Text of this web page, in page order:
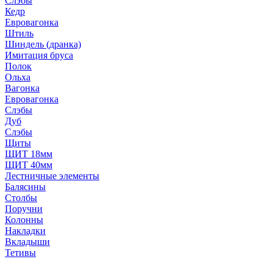
Кедр
Евровагонка
Штиль
Шиндель (дранка)
Имитация бруса
Полок
Ольха
Вагонка
Евровагонка
Слэбы
Дуб
Слэбы
Щиты
ЩИТ 18мм
ЩИТ 40мм
Лестничные элементы
Балясины
Столбы
Поручни
Колонны
Накладки
Вкладыши
Тетивы